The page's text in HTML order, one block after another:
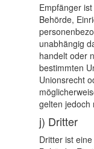
Empfänger
Behörde,
unabhängig
handelt oder
bestimmten
Unionsrecht
gelten jedoch
j) Dritter
Dritter ist